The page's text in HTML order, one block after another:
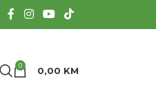
0 0,00 KM